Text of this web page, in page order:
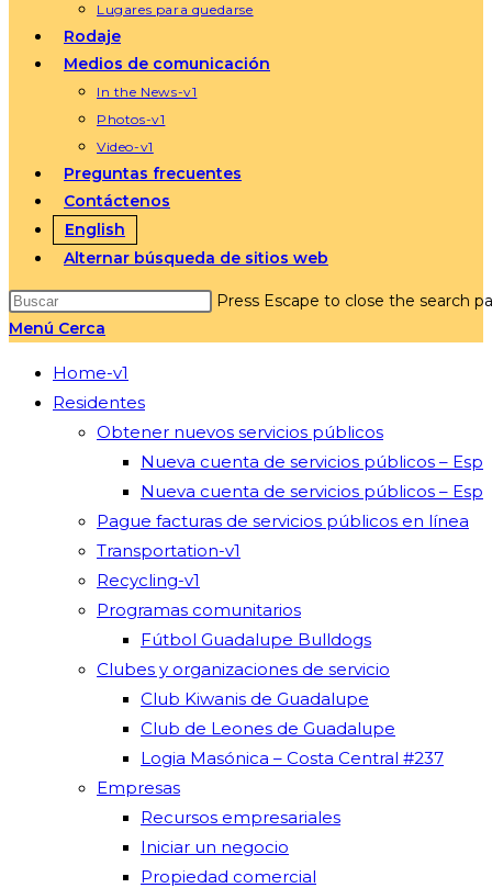
Lugares para quedarse
Rodaje
Medios de comunicación
In the News-v1
Photos-v1
Video-v1
Preguntas frecuentes
Contáctenos
English
Alternar búsqueda de sitios web
Press Escape to close the search
Menú Cerca
Home-v1
Residentes
Obtener nuevos servicios públicos
Nueva cuenta de servicios públicos – Esp
Nueva cuenta de servicios públicos – Esp
Pague facturas de servicios públicos en línea
Transportation-v1
Recycling-v1
Programas comunitarios
Fútbol Guadalupe Bulldogs
Clubes y organizaciones de servicio
Club Kiwanis de Guadalupe
Club de Leones de Guadalupe
Logia Masónica – Costa Central #237
Empresas
Recursos empresariales
Iniciar un negocio
Propiedad comercial